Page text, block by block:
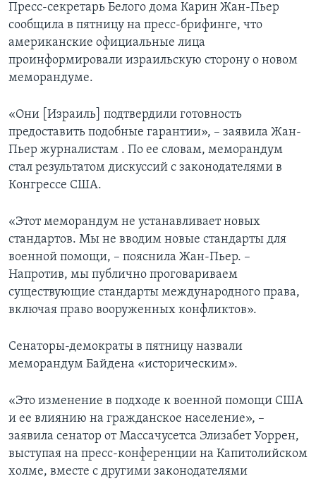
Пресс-секретарь Белого дома Карин Жан-Пьер
сообщила в пятницу на пресс-брифинге, что
американские официальные лица
проинформировали израильскую сторону о новом
меморандуме.
«Они [Израиль] подтвердили готовность
предоставить подобные гарантии», – заявила Жан-
Пьер журналистам . По ее словам, меморандум
стал результатом дискуссий с законодателями в
Конгрессе США.
«Этот меморандум не устанавливает новых
стандартов. Мы не вводим новые стандарты для
военной помощи, – пояснила Жан-Пьер. –
Напротив, мы публично проговариваем
существующие стандарты международного права,
включая право вооруженных конфликтов».
Сенаторы-демократы в пятницу назвали
меморандум Байдена «историческим».
«Это изменение в подходе к военной помощи США
и ее влиянию на гражданское население», –
заявила сенатор от Массачусетса Элизабет Уоррен,
выступая на пресс-конференции на Капитолийском
холме, вместе с другими законодателями